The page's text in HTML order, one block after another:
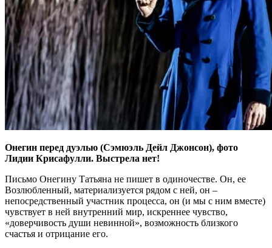
Онегин перед дуэлью (Сэмюэль Дейл Джонсон), фото
Лидии Крисафулли. Выстрела нет!
Письмо Онегину Татьяна не пишет в одиночестве. Он, ее
Возлюбленный, материализуется рядом с ней, он –
непосредственный участник процесса, он (и мы с ним вместе)
чувствует в ней внутренний мир, искреннее чувство,
«доверчивость души невинной», возможность близкого
счастья и отрицание его.